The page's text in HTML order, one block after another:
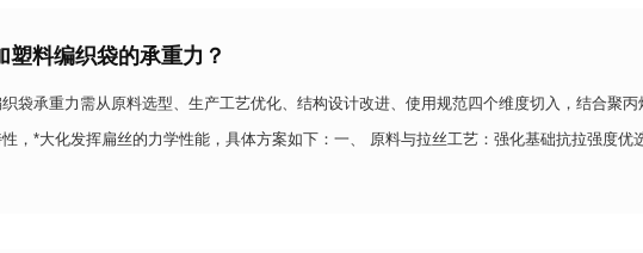
塑料编织袋的承重力？
袋承重力需从原料选型、生产工艺优化、结构设计改进、使用规范四个维度切入，结合聚
，*大化发挥扁丝的力学性能，具体方案如下：一、 原料与拉丝工艺：强化基础抗拉强度优